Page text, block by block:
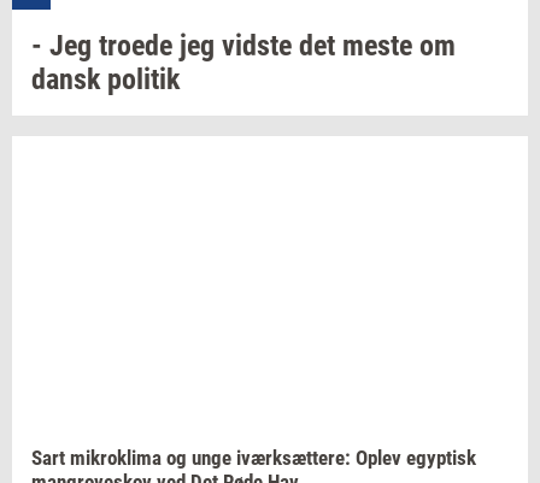
- Jeg tro­e­de jeg vid­ste det meste om
dansk po­li­tik
Sart mi­krokli­ma og unge iværk­sæt­te­re: Oplev egyp­tisk